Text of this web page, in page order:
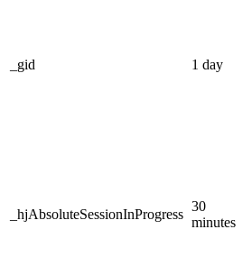
_gid 1 day
_hjAbsoluteSessionInProgress
30
minutes